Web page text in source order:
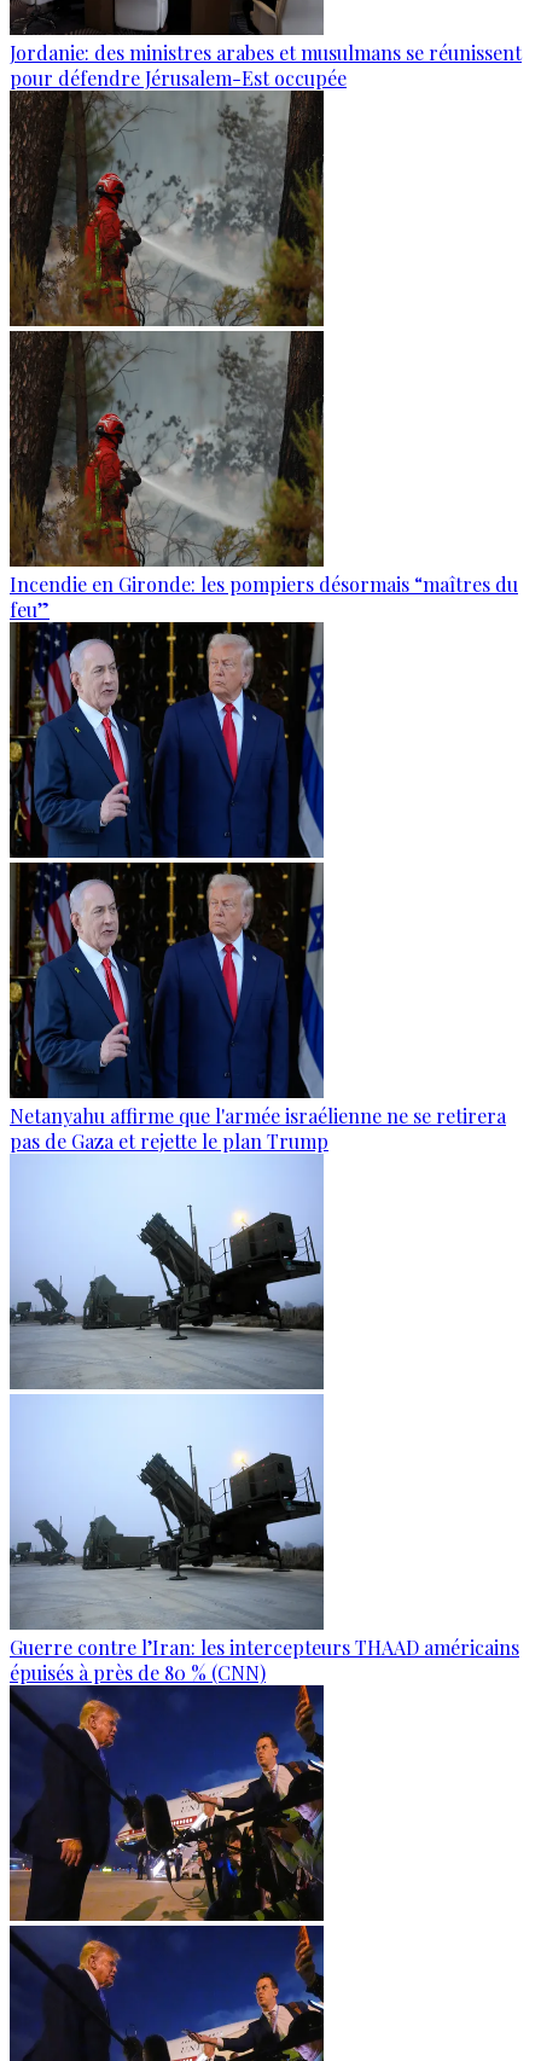
Jordanie: des ministres arabes et musulmans se réunissent
pour défendre Jérusalem-Est occupée
Incendie en Gironde: les pompiers désormais “maîtres du
feu”
Netanyahu affirme que l'armée israélienne ne se retirera
pas de Gaza et rejette le plan Trump
Guerre contre l’Iran: les intercepteurs THAAD américains
épuisés à près de 80 % (CNN)